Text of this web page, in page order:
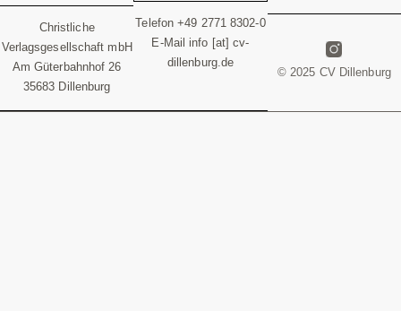
Christliche
Verlagsgesellschaft mbH
Am Güterbahnhof 26
35683 Dillenburg
Telefon +49 2771 8302-0
E-Mail info [at] cv-
dillenburg.de
© 2025 CV Dillenburg